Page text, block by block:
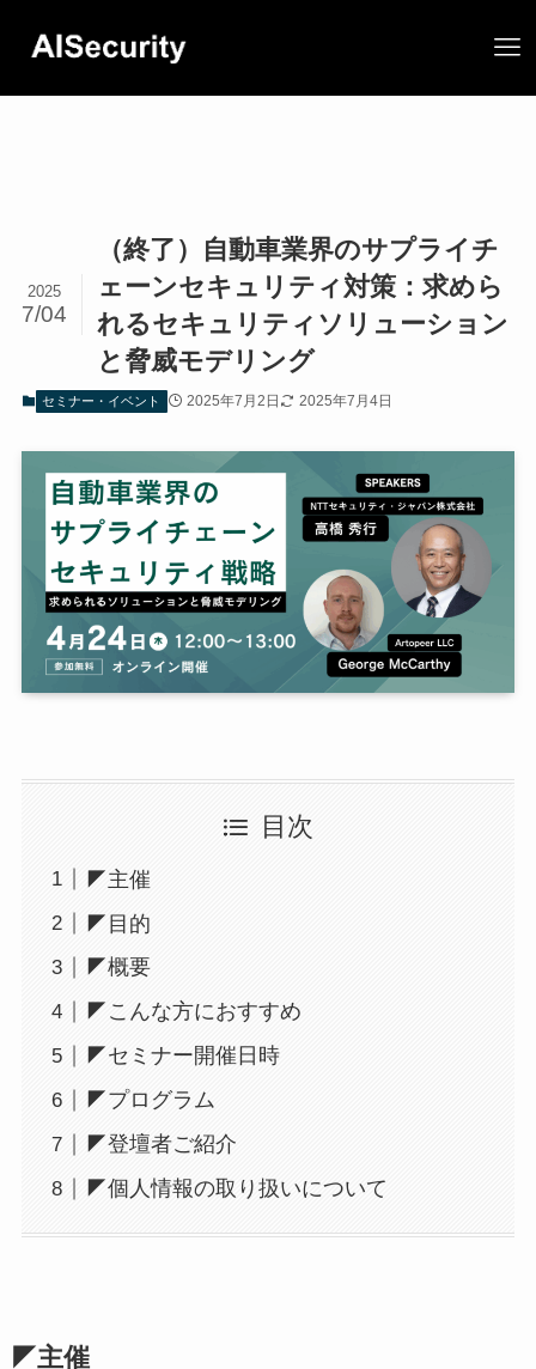
（終了）自動車業界のサプライチ
ェーンセキュリティ対策：求めら
れるセキュリティソリューション
と脅威モデリング
2025
7/04
セミナー・イベント 2025年7月2日 2025年7月4日
目次
◤主催
◤目的
◤概要
◤こんな方におすすめ
◤セミナー開催日時
◤プログラム
◤登壇者ご紹介
◤個人情報の取り扱いについて
◤主催